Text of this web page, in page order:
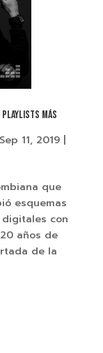
MÁS
Sep 11, 2019|
que
esquemas
con
años de
de la